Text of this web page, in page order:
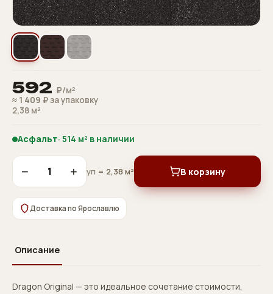
592 ₽/м²
≈ 1 409 ₽за упаковку
2,38 м²
Асфальт· 514 м² в наличии
− + уп = 2,38 м² В корзину
Доставка по Ярославлю
Описание
Dragon Original — это идеальное сочетание стоимости,